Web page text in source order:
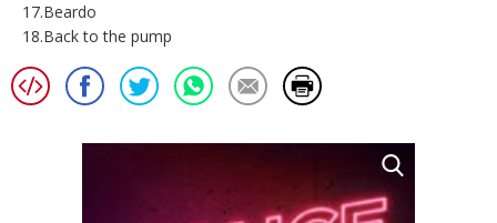
17.Beardo
18.Back to the pump